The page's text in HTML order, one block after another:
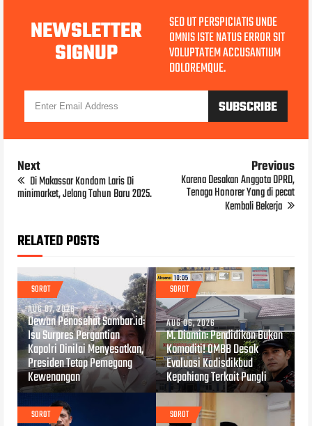
NEWSLETTER
SIGNUP
SED UT PERSPICIATIS UNDE
OMNIS ISTE NATUS ERROR SIT
VOLUPTATEM ACCUSANTIUM
DOLOREMQUE.
Next
Di Makassar Kondom Laris Di
minimarket, Jelang Tahun Baru 2025.
Previous
Karena Desakan Anggota DPRD,
Tenaga Honorer Yang di pecat
Kembali Bekerja
RELATED POSTS
SOROT
AUG 07, 2026
Dewan Penasehat Sambar.id:
Isu Surpres Pergantian
Kapolri Dinilai Menyesatkan,
Presiden Tetap Pemegang
Kewenangan
SOROT
AUG 06, 2026
M. Diamin: Pendidikan Bukan
Komoditi! OMBB Desak
Evaluasi Kadisdikbud
Kepahiang Terkait Pungli
SOROT SOROT